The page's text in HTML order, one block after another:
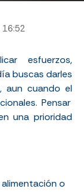
esfuerzos,
buscas darles
, aun cuando el
. Pensar
una prioridad
alimentación o